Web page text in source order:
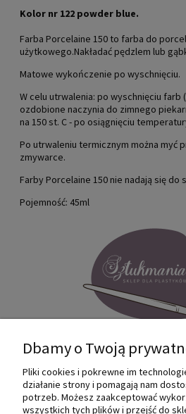
Kolor nr 122 powder blue.
Farba Porcelaine 150 to farba do
użytkowego.Nakładać pędzlem lub
Matowe wykończenie po wyschnięciu.
W celu utrwalenia: po wyschnięciu farb
ozdobione naczynia do zimnego
na 150 st. C - po osiągnięciu
Po utrwaleniu termicznym można myć
zmywarce.
Farby Porcelaine 150 nie nadają się do
Pojemność: 45ml
Internetowy sklep dla
SZTUKMANIA.
małych i dużych artystów.
Dbamy o Twoją
Pliki cookies i pokrewne im
działanie strony i pomagają nam
potrzeb. Możesz zaakceptować
wszystkich tych plików i przejść do